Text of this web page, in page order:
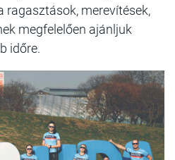
ragasztások, merevítések,
megfelelően ajánljuk
időre.